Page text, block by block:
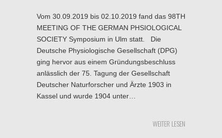
Vom 30.09.2019 bis 02.10.2019 fand das 98TH
MEETING OF THE GERMAN PHSIOLOGICAL
SOCIETY Symposium in Ulm statt. Die
Deutsche Physiologische Gesellschaft (DPG)
ging hervor aus einem Gründungsbeschluss
anlässlich der 75. Tagung der Gesellschaft
Deutscher Naturforscher und Ärzte 1903 in
Kassel und wurde 1904 unter…
WEITER LESEN